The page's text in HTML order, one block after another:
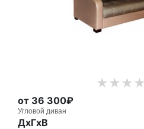
от 36 300₽
Угловой диван
ДxГxВ